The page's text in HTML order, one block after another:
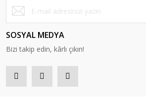
SOSYAL MEDYA
Bizi takip edin, kârlı çıkın!